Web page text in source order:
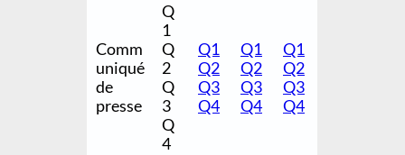
Comm
uniqué
de
presse
Q
1
Q
2
Q
3
Q
4
Q1
Q2
Q3
Q4
Q1
Q2
Q3
Q4
Q1
Q2
Q3
Q4